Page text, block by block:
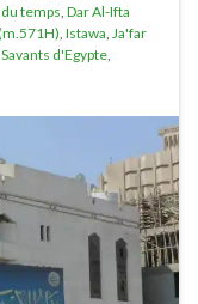
temps Dar Al-Ifta
Istawa Ja'far
Savants d'Egypte